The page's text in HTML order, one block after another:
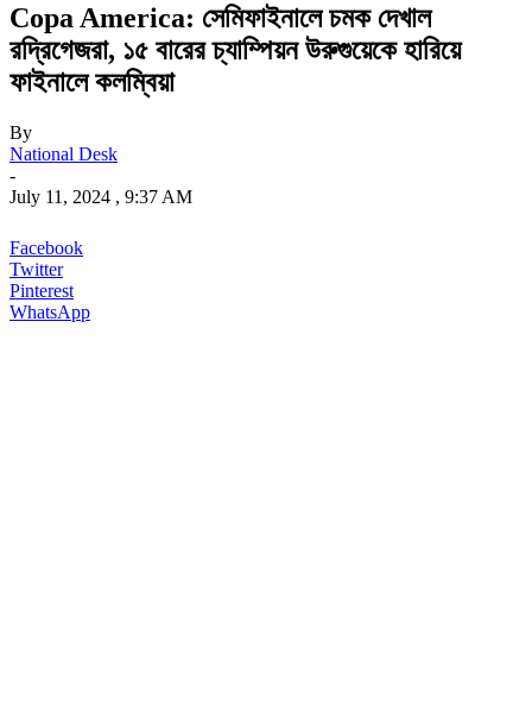
Copa America: সেমিফাইনালে চমক দেখাল
রদ্রিগেজরা, ১৫ বারের চ্যাম্পিয়ন উরুগুয়েকে হারিয়ে
ফাইনালে কলম্বিয়া
By
National Desk
-
July 11, 2024 , 9:37 AM
Facebook
Twitter
Pinterest
WhatsApp